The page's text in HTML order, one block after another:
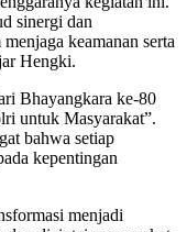
sinergi dan
keamanan serta
Hengki.
Bhayangkara ke-80
untuk Masyarakat”.
bahwa setiap
kepentingan
menjadi